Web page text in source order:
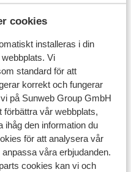
cookies
installeras i din
Vi
standard för att
korrekt och fungerar
på Sunweb Group GmbH
vår webbplats,
ihåg den information du
för att analysera vår
våra erbjudanden.
cookies kan vi och
Men du klarar dig på